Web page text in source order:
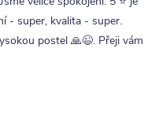
- super, kvalita - super.
postel 🙏😉. Přeji vám